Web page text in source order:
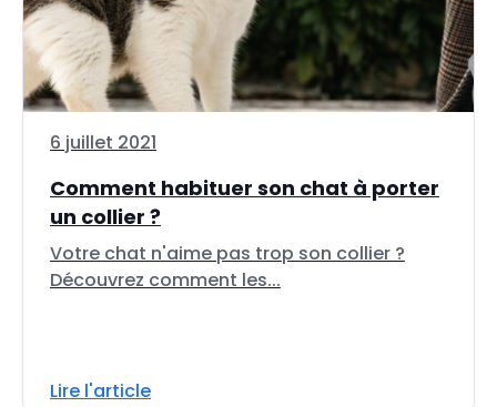
6 juillet 2021
Comment habituer son chat à porter
un collier ?
Votre chat n'aime pas trop son collier ?
Découvrez comment les...
Lire l'article